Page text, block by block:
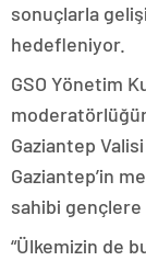
sonuçlarla
hedefleniyor.
GSO Yönetim
Gaziantep
Gaziantep’in
sahibi gençlere
“Ülkemizin de